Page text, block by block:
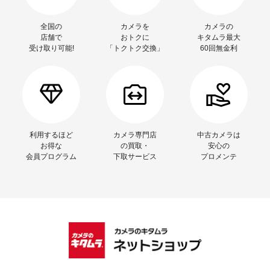
全国の
店舗で
受け取り可能!
カメラを
おトクに
「トクトク交換」
カメラの
キタムラ最大
60回無金利
利用するほど
お得な
会員プログラム
カメラ専門店
の買取・
下取サービス
中古カメラは
安心の
プロメンテ